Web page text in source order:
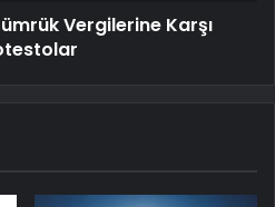
Vergilerine Karşı